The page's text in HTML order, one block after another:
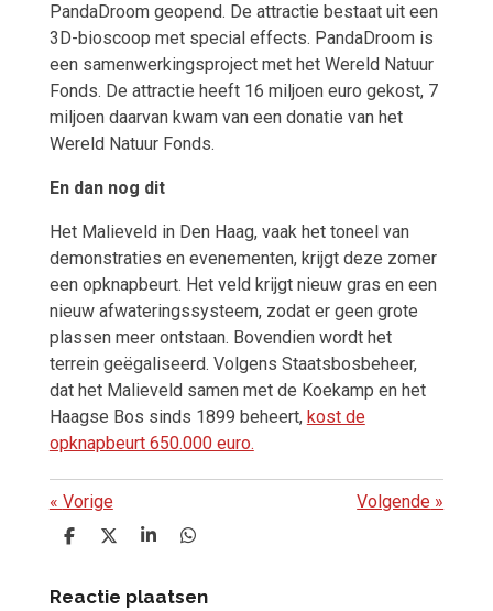
PandaDroom geopend. De attractie bestaat uit een
3D-bioscoop met special effects. PandaDroom is
een samenwerkingsproject met het Wereld Natuur
Fonds. De attractie heeft 16 miljoen euro gekost, 7
miljoen daarvan kwam van een donatie van het
Wereld Natuur Fonds.
En dan nog dit
Het Malieveld in Den Haag, vaak het toneel van
demonstraties en evenementen, krijgt deze zomer
een opknapbeurt. Het veld krijgt nieuw gras en een
nieuw afwateringssysteem, zodat er geen grote
plassen meer ontstaan. Bovendien wordt het
terrein geëgaliseerd. Volgens Staatsbosbeheer,
dat het Malieveld samen met de Koekamp en het
Haagse Bos sinds 1899 beheert, kost de
opknapbeurt 650.000 euro.
« Vorige Volgende »
D
e
D
l
S
r
D
e
Reactie plaatsen